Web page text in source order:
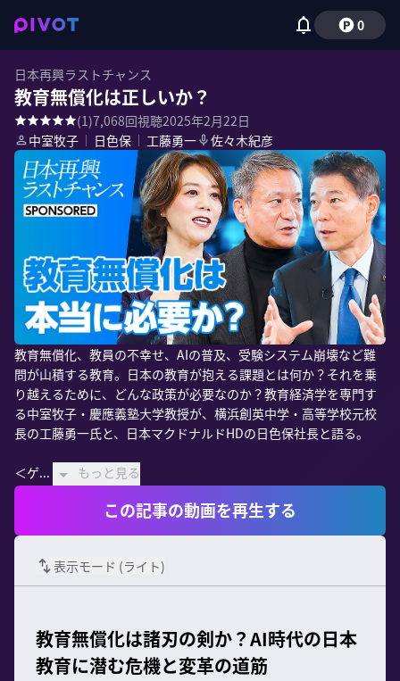
0
日本再興ラストチャンス
教育無償化は正しいか？
(1)7,068回視聴2025年2月22日
中室牧子 ｜ 日色保 ｜ 工藤勇一 佐々木紀彦
教育無償化、教員の不幸せ、AIの普及、受験システム崩壊など難
問が山積する教育。日本の教育が抱える課題とは何か？それを乗
り越えるために、どんな政策が必要なのか？教育経済学を専門す
る中室牧子・慶應義塾大学教授が、横浜創英中学・高等学校元校
長の工藤勇一氏と、日本マクドナルドHDの日色保社長と語る。
＜ゲ... もっと見る
この記事の動画を再生する
表示モード (ライト)
教育無償化は諸刃の剣か？AI時代の日本
教育に潜む危機と変革の道筋